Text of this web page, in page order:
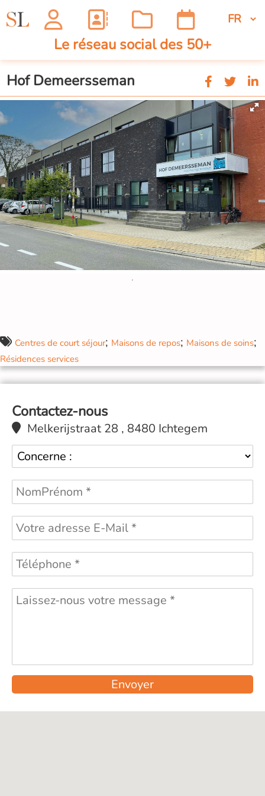
Le réseau social des 50+
Hof Demeersseman
Centres de court séjour; Maisons de repos; Maisons de soins;
Résidences services
Contactez-nous
Melkerijstraat 28 , 8480 Ichtegem
Envoyer